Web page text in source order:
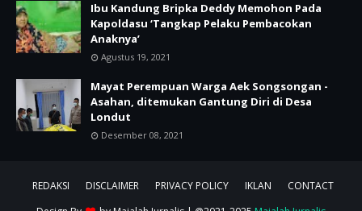
Ibu Kandung Bripka Deddy Memohon Pada
Kapoldasu ‘Tangkap Pelaku Pembacokan
Anaknya’
Agustus 19, 2021
Mayat Perempuan Warga Aek Songsongan -
Asahan, ditemukan Gantung Diri di Desa
Londut
Desember 08, 2021
REDAKSI DISCLAIMER PRIVACY POLICY IKLAN
CONTACT